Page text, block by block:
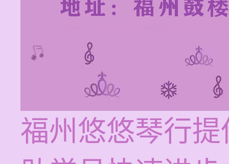
福州悠悠琴行